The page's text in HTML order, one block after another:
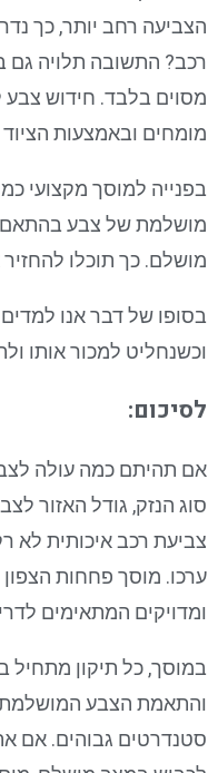
הצביעה רחב יותר, כך
רכב? התשובה תלויה גם
מסוים בלבד. חידוש
מומחים ובאמצעות
בפנייה למוסך מקצועי
מושלמת של צבע בהתאם
מושלם. כך תוכלו
בסופו של דבר אנו
וכשנחליט למכור אותו
לסיכום:
אם תהיתם כמה עולה
סוג הנזק, גודל האזור
צביעת רכב איכותית לא
ערכו. מוסך פחחות
ומדויקים המתאימים
במוסך, כל תיקון מתחיל
והתאמת הצבע המושלמת
סטנדרטים גבוהים. אם